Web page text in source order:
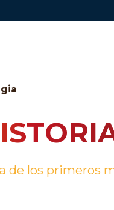
de los primeros